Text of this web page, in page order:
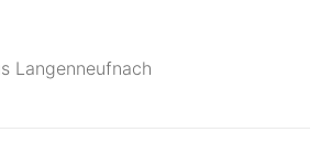
Langenneufnach